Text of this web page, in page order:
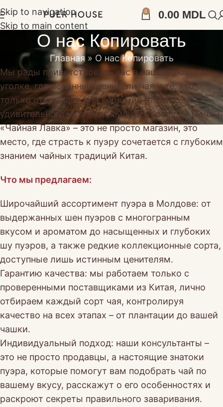
Skip to navigation
Skip to main content
0 0.00 MDL
О нас Копировать
Главная » О нас Копировать
Мы рады приветствовать вас в нашем уютном
уголке, где истинные ценители чая и те, кто
только открывает для себя мир этого
удивительного напитка, найдут пуэр своей мечты.
«Чайная Лавка» – это не просто магазин, это
место, где страсть к пуэру сочетается с глубоким
знанием чайных традиций Китая.
Что мы предлагаем:
Широчайший ассортимент пуэра в Молдове: от
выдержанных шен пуэров с многогранным
вкусом и ароматом до насыщенных и глубоких
шу пуэров, а также редкие коллекционные сорта,
доступные лишь истинным ценителям.
Гарантию качества: мы работаем только с
проверенными поставщиками из Китая, лично
отбираем каждый сорт чая, контролируя
качество на всех этапах – от плантации до вашей
чашки.
Индивидуальный подход: наши консультанты –
это не просто продавцы, а настоящие знатоки
пуэра, которые помогут вам подобрать чай по
вашему вкусу, расскажут о его особенностях и
раскроют секреты правильного заваривания.